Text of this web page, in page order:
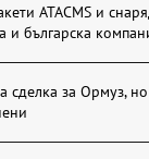
ATACMS и
и българска
сделка за Ормуз,